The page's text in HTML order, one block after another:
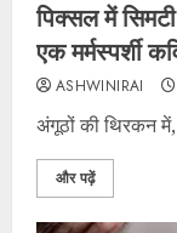
पिक्सल में
एक मर्मस्पर्शी
ASHWINIRAI
अंगूठों की थिरकन
और पढ़ें